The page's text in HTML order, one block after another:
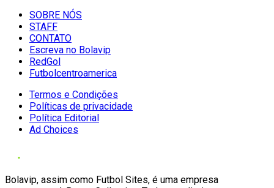
SOBRE NÓS
STAFF
CONTATO
Escreva no Bolavip
RedGol
Futbolcentroamerica
Termos e Condições
Políticas de privacidade
Política Editorial
Ad Choices
Bolavip, assim como Futbol Sites, é uma empresa